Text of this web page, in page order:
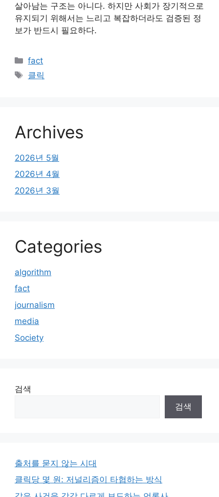
살아남는 구조는 아니다. 하지만 사회가 장기적으로
유지되기 위해서는 느리고 복잡하더라도 검증된 정
보가 반드시 필요하다.
카
테
fact
태
클릭
Archives
2026년 5월
2026년 4월
2026년 3월
Categories
algorithm
fact
journalism
media
Society
검색
검색
출처를 묻지 않는 시대
클릭당 몇 원: 저널리즘이 타협하는 방식